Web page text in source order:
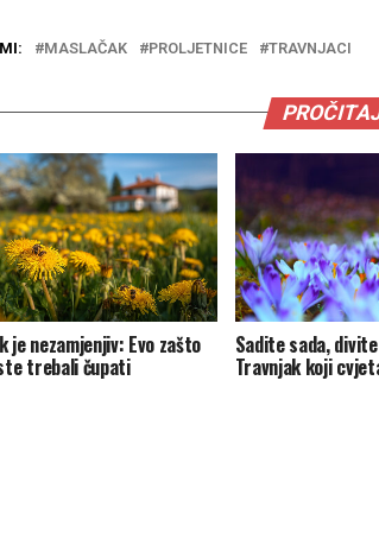
MASLAČAK PROLJETNICE TRAVNJACI
je nezamjenjiv: Evo zašto
trebali čupati
Sadite sada,
Travnjak koji